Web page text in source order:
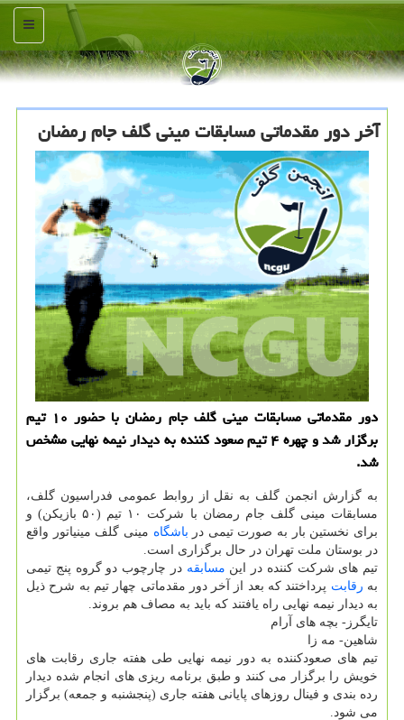
منو
آخر دور مقدماتی مسابقات مینی گلف جام رمضان
دور مقدماتی مسابقات مینی گلف جام رمضان با حضور ۱۰ تیم
برگزار شد و چهره ۴ تیم صعود کننده به دیدار نیمه نهایی مشخص
شد.
به گزارش انجمن گلف به نقل از روابط عمومی فدراسیون گلف،
مسابقات مینی گلف جام رمضان با شرکت ۱۰ تیم (۵۰ بازیکن) و
برای نخستین بار به صورت تیمی در باشگاه مینی گلف مینیاتور واقع
در بوستان ملت تهران در حال برگزاری است.
تیم های شرکت کننده در این مسابقه در چارچوب دو گروه پنج تیمی
به رقابت پرداختند که بعد از آخر دور مقدماتی چهار تیم به شرح ذیل
به دیدار نیمه نهایی راه یافتند که باید به مصاف هم بروند.
تایگرز- بچه های آرام
شاهین- مه زا
تیم های صعودکننده به دور نیمه نهایی طی هفته جاری رقابت های
خویش را برگزار می کنند و طبق برنامه ریزی های انجام شده دیدار
رده بندی و فینال روزهای پایانی هفته جاری (پنجشنبه و جمعه) برگزار
می شود.